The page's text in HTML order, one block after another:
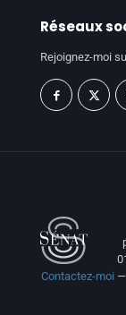
Réseaux
Rejoignez-moi
Contactez-moi —